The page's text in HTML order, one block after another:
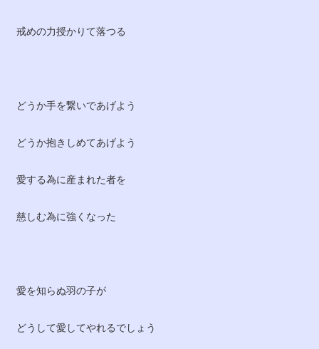
戒めの力授かりて落つる
どうか手を繋いであげよう
どうか抱きしめてあげよう
愛する為に産まれた者を
慈しむ為に強くなった
愛を知らぬ羽の子が
どうして愛してやれるでしょう